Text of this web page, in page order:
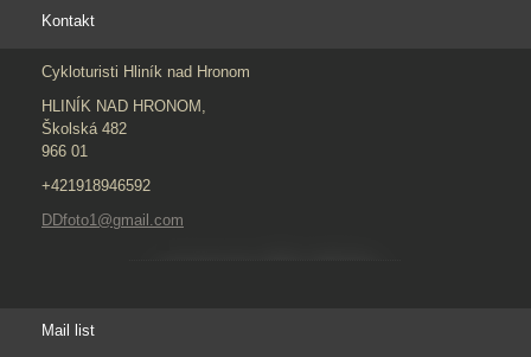
Kontakt
Cykloturisti Hliník nad Hronom
HLINÍK NAD HRONOM,
Školská 482
966 01
+421918946592
DDfoto1@gmail.com
Mail list